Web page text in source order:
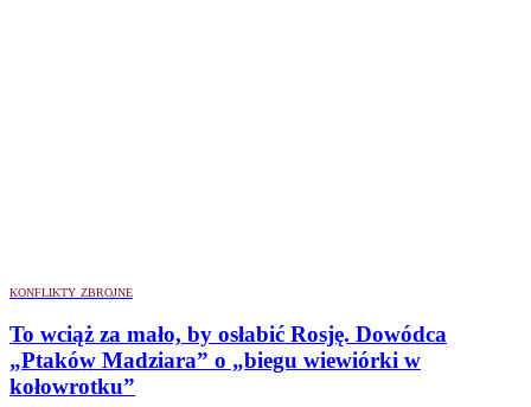
KONFLIKTY ZBROJNE
To wciąż za mało, by osłabić Rosję. Dowódca
„Ptaków Madziara” o „biegu wiewiórki w
kołowrotku”